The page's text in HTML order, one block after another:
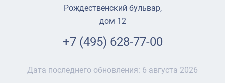
Рождественский бульвар,
дом 12
+7 (495) 628-77-00
Дата последнего обновления: 6 августа 2026